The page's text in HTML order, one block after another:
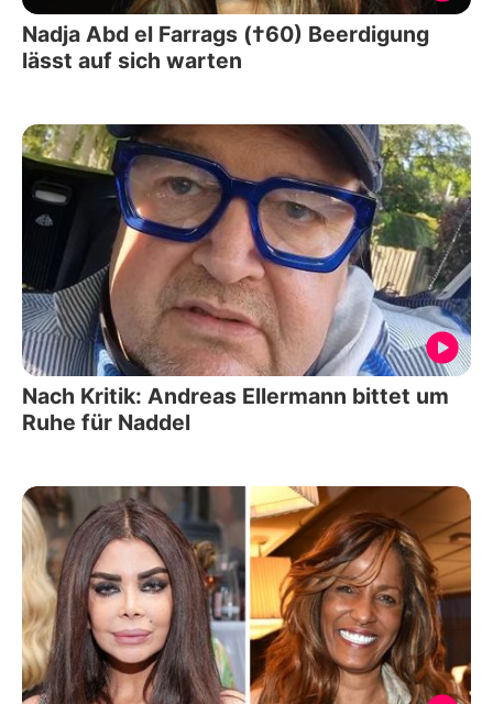
Nadja Abd el Farrags (†60) Beerdigung
lässt auf sich warten
Nach Kritik: Andreas Ellermann bittet um
Ruhe für Naddel